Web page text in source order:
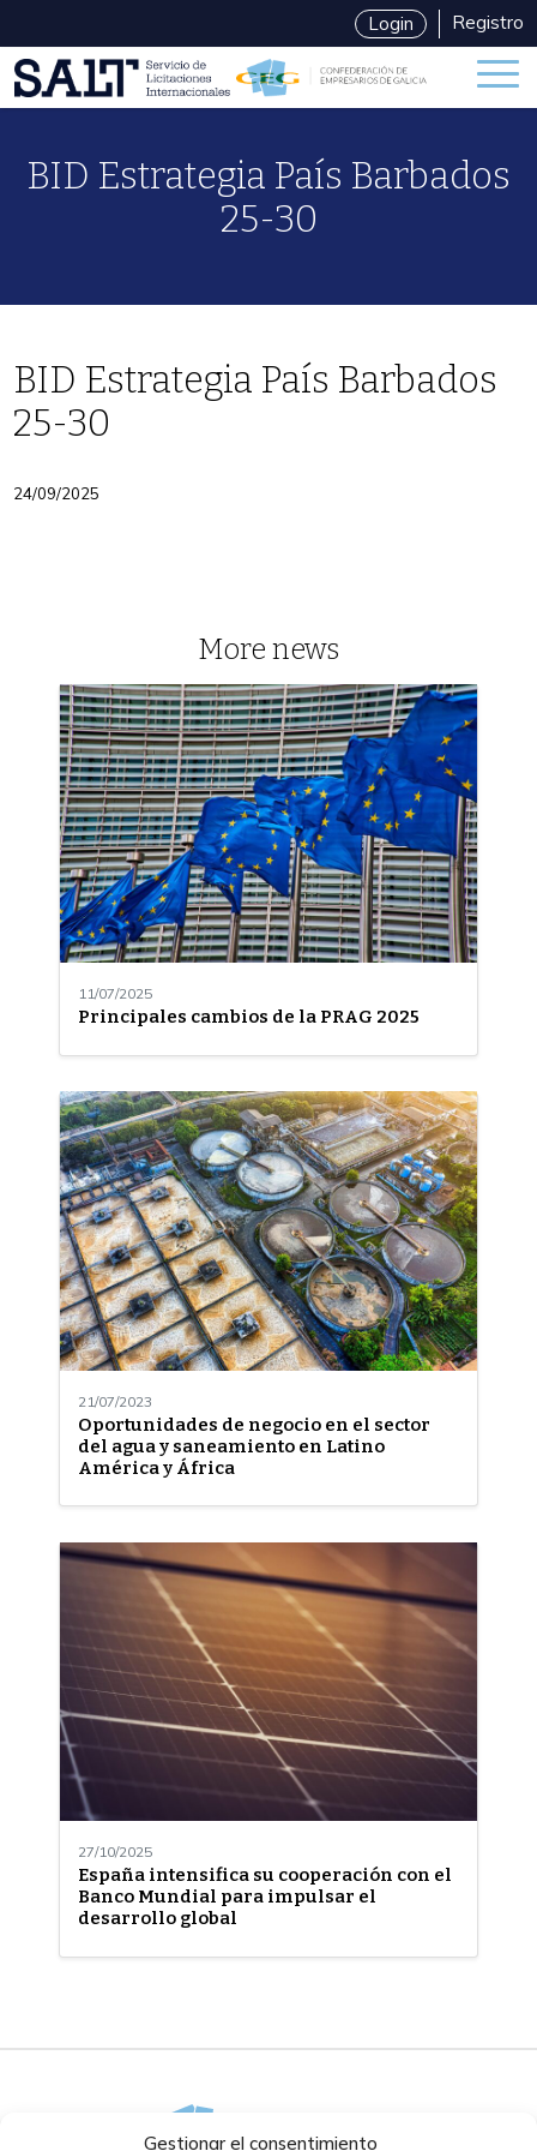
Gestionar el consentimiento
Login Registro
BID Estrategia País Barbados
25-30
BID Estrategia País Barbados
25-30
24/09/2025
More news
11/07/2025
Principales cambios de la PRAG 2025
21/07/2023
Oportunidades de negocio en el sector
del agua y saneamiento en Latino
América y África
27/10/2025
España intensifica su cooperación con el
Banco Mundial para impulsar el
desarrollo global